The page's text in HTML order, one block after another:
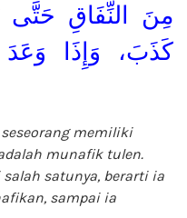
مِنَ النِّفَاقِ
كَذَبَ، وَإِذَا
memiliki
munafik tulen.
satunya, berarti ia
sampai ia